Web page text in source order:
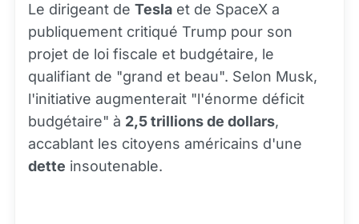
Le dirigeant de Tesla et de SpaceX a
publiquement critiqué Trump pour son
projet de loi fiscale et budgétaire, le
qualifiant de "grand et beau". Selon Musk,
l'initiative augmenterait "l'énorme déficit
budgétaire" à 2,5 trillions de dollars,
accablant les citoyens américains d'une
dette insoutenable.